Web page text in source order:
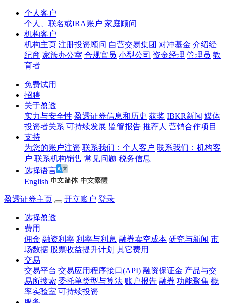
个人客户
个人、联名或IRA账户 家庭顾问
机构客户
机构主页 注册投资顾问 自营交易集团 对冲基金 介绍经
纪商 家族办公室 合规官员 小型公司 资金经理 管理员 教
育者
免费试用
招聘
关于盈透
实力与安全性 盈透证券信息和历史 获奖 IBKR新闻 媒体
投资者关系 可持续发展 监管报告 推荐人 营销合作项目
支持
为您的账户注资 联系我们：个人客户 联系我们：机构客
户 联系机构销售 常见问题 税务信息
选择语言
English
盈透证券主页 开立账户 登录
选择盈透
费用
佣金 融资利率 利率与利息 融券卖空成本 研究与新闻 市
场数据 股票收益提升计划 其它费用
交易
交易平台 交易应用程序接口(API) 融资保证金 产品与交
易所搜索 委托单类型与算法 账户报告 融券 功能聚焦 概
率实验室 可持续投资